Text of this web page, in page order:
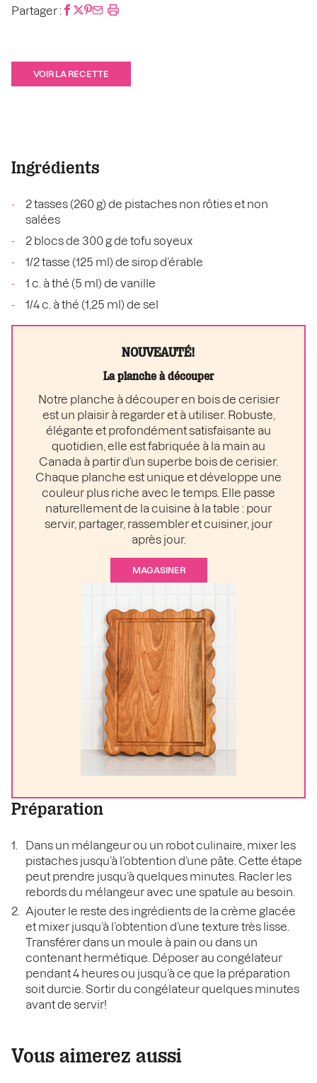
Partager :
VOIR LA RECETTE
Ingrédients
2 tasses (260 g) de pistaches non rôties et non
salées
2 blocs de 300 g de tofu soyeux
1/2 tasse (125 ml) de sirop d’érable
1 c. à thé (5 ml) de vanille
1/4 c. à thé (1,25 ml) de sel
NOUVEAUTÉ!
La planche à découper
Notre planche à découper en bois de cerisier
est un plaisir à regarder et à utiliser. Robuste,
élégante et profondément satisfaisante au
quotidien, elle est fabriquée à la main au
Canada à partir d’un superbe bois de cerisier.
Chaque planche est unique et développe une
couleur plus riche avec le temps. Elle passe
naturellement de la cuisine à la table : pour
servir, partager, rassembler et cuisiner, jour
après jour.
MAGASINER
Préparation
Dans un mélangeur ou un robot culinaire, mixer les
pistaches jusqu’à l’obtention d’une pâte. Cette étape
peut prendre jusqu’à quelques minutes. Racler les
rebords du mélangeur avec une spatule au besoin.
Ajouter le reste des ingrédients de la crème glacée
et mixer jusqu’à l’obtention d’une texture très lisse.
Transférer dans un moule à pain ou dans un
contenant hermétique. Déposer au congélateur
pendant 4 heures ou jusqu’à ce que la préparation
soit durcie. Sortir du congélateur quelques minutes
avant de servir!
Vous aimerez aussi